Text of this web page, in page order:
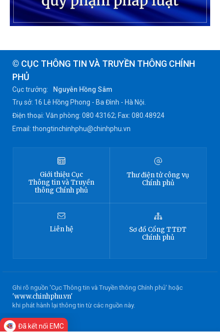
© CỤC THÔNG TIN VÀ TRUYỀN THÔNG CHÍNH
PHỦ
Cục trưởng:
Nguyễn Hồng Sâm
Trụ sở: 16 Lê Hồng Phong - Ba Đình - Hà Nội.
Điện thoại: Văn phòng: 080 43162; Fax: 080.48924
Email: thongtinchinhphu@chinhphu.vn
Giới thiệu Cục
Thông tinvà Truyền
thông Chính phủ
Thư điện tử công vụ
Chính phủ
Liên hệ Sơ đồ Cổng TTĐT
Chính phủ
Ghi rõ nguồn 'Cục Thông tin và Truyền thông Chính phủ' hoặc
'www.chinhphu.vn'
khi phát hành lại thông tin từ các nguồn này.
Đã kết nối EMC